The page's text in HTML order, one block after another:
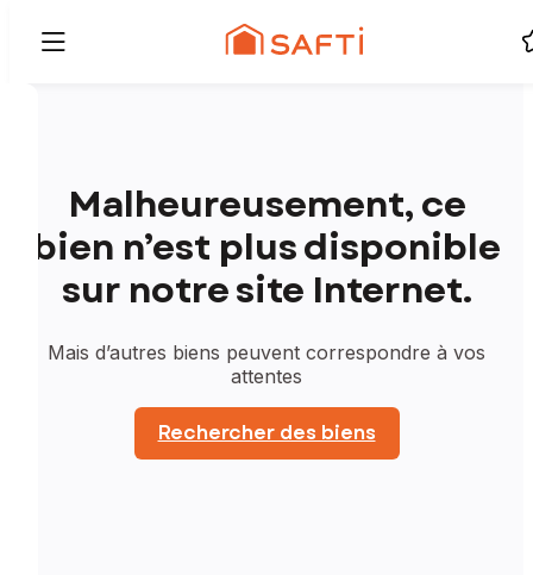
Malheureusement, ce
bien n’est plus disponible
sur notre site Internet.
Mais d’autres biens peuvent correspondre à vos
attentes
Rechercher des biens